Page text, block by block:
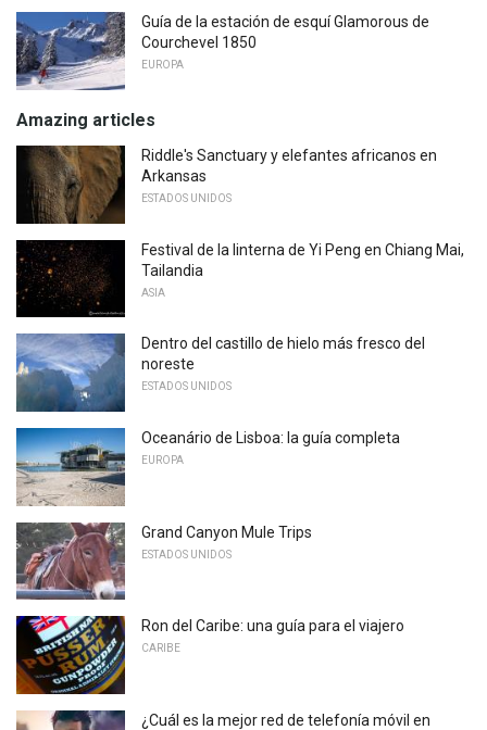
Guía de la estación de esquí Glamorous de
Courchevel 1850
EUROPA
Amazing articles
Riddle's Sanctuary y elefantes africanos en
Arkansas
ESTADOS UNIDOS
Festival de la linterna de Yi Peng en Chiang Mai,
Tailandia
ASIA
Dentro del castillo de hielo más fresco del
noreste
ESTADOS UNIDOS
Oceanário de Lisboa: la guía completa
EUROPA
Grand Canyon Mule Trips
ESTADOS UNIDOS
Ron del Caribe: una guía para el viajero
CARIBE
¿Cuál es la mejor red de telefonía móvil en